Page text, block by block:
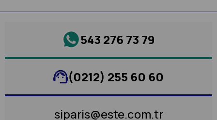
543 276 73 79
(0212) 255 60 60
siparis@este.com.tr